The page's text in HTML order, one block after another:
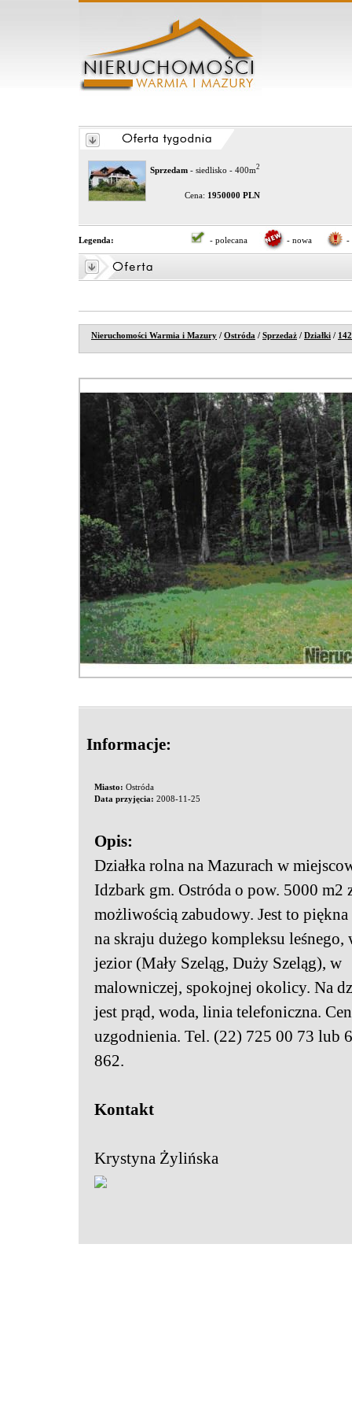
Sprzedam - siedlisko - 400m2
Cena: 1950000 PLN
Legenda: - polecana - nowa -
Nieruchomości Warmia i Mazury / Ostróda / Sprzedaż / Działki /
Informacje:
Miasto: Ostróda
Data przyjęcia: 2008-11-25
Opis:
Działka rolna na Mazurach w
Idzbark gm. Ostróda o pow. 5000 m2
możliwością zabudowy. Jest to piękna
na skraju dużego kompleksu leśnego,
jezior (Mały Szeląg, Duży Szeląg), w
malowniczej, spokojnej okolicy. Na
jest prąd, woda, linia telefoniczna.
uzgodnienia. Tel. (22) 725 00 73 lub
862.
Kontakt
Krystyna Żylińska